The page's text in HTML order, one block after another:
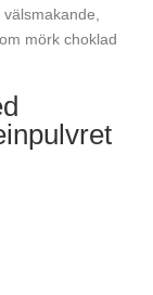
mörk choklad